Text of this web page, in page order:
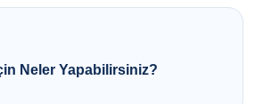
Neler Yapabilirsiniz?